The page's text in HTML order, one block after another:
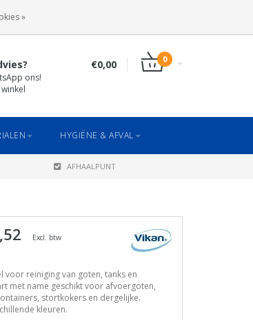
ons!
€0,00 0
HYGIËNE & AFVAL
AFHAALPUNT
Excl. btw
voor reiniging van goten, tanks en
met name geschikt voor afvoergoten,
stortkokers en dergelijke.
kleuren.
»